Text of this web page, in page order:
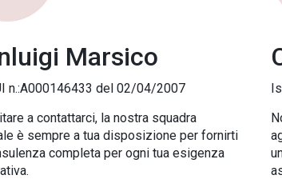
Marsico
n.:A000146433 del 02/04/2007
a contattarci, la nostra squadra
è sempre a tua disposizione per fornirti
completa per ogni tua esigenza